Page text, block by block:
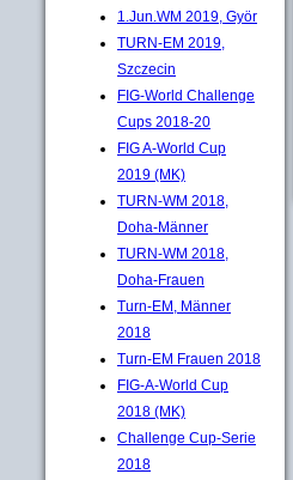
1.Jun.WM 2019, Györ
TURN-EM 2019,
Szczecin
FIG-World Challenge
Cups 2018-20
FIG A-World Cup
2019 (MK)
TURN-WM 2018,
Doha-Männer
TURN-WM 2018,
Doha-Frauen
Turn-EM, Männer
2018
Turn-EM Frauen 2018
FIG-A-World Cup
2018 (MK)
Challenge Cup-Serie
2018